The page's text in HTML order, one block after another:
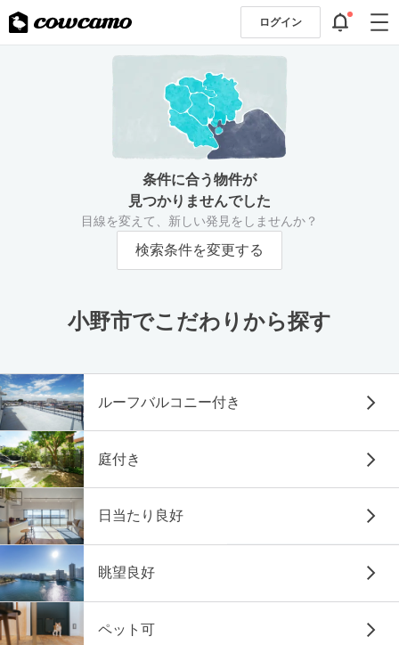
ログイン
条件に合う物件が
見つかりませんでした
目線を変えて、新しい発見をしませんか？
検索条件を変更する
小野市でこだわりから探す
ルーフバルコニー付き
庭付き
日当たり良好
眺望良好
ペット可